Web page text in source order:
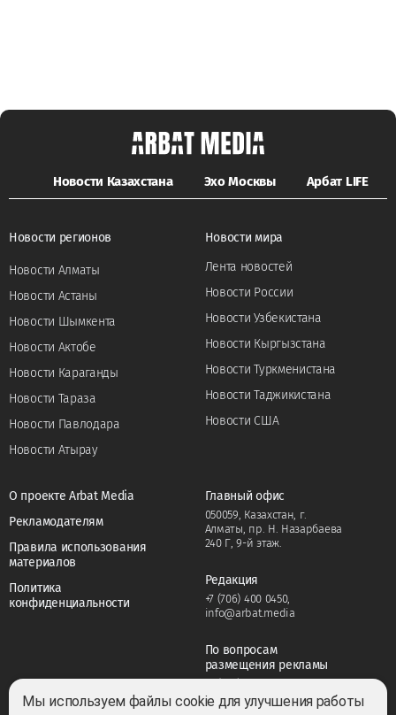
Новости Казахстана Эхо Москвы Арбат LIFE
Новости регионов
Новости Алматы
Новости Астаны
Новости Шымкента
Новости Актобе
Новости Караганды
Новости Тараза
Новости Павлодара
Новости Атырау
Новости мира
Лента новостей
Новости России
Новости Узбекистана
Новости Кыргызстана
Новости Туркменистана
Новости Таджикистана
Новости США
О проекте Arbat Media
Рекламодателям
Правила использования
материалов
Политика
конфиденциальности
Главный офис
050059, Казахстан, г.
Алматы, пр. Н. Назарбаева
240 Г, 9-й этаж.
Редакция
+7 (706) 400 0450,
info@arbat.media
По вопросам
размещения рекламы
adv@arbat.media
Мы используем файлы cookie для улучшения работы